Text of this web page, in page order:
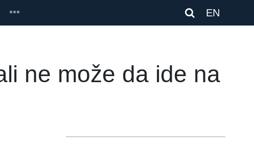
EN
ne može da ide na